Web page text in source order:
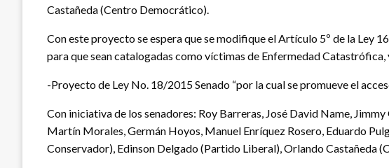
Castañeda (Centro Democrático).
Con este proyecto se espera que se modifique el Artículo 5º de la Ley
para que sean catalogadas como víctimas de Enfermedad
-Proyecto de Ley No. 18/2015 Senado “por la cual se promueve el
Con iniciativa de los senadores: Roy Barreras, José David Name,
Martín Morales, Germán Hoyos, Manuel Enríquez Rosero, Eduardo
Conservador), Edinson Delgado (Partido Liberal), Orlando Castañeda